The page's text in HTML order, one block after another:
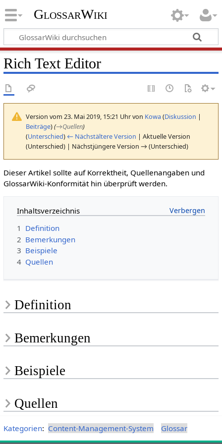
GlossarWiki
Rich Text Editor
Version vom 23. Mai 2019, 15:21 Uhr von Kowa(Diskussion |
Beiträge)(→Quellen)
(Unterschied) ← Nächstältere Version | Aktuelle Version
(Unterschied) | Nächstjüngere Version → (Unterschied)
Dieser Artikel sollte auf Korrektheit, Quellenangaben und
GlossarWiki-Konformität hin überprüft werden.
Inhaltsverzeichnis
1 Definition
2 Bemerkungen
3 Beispiele
4 Quellen
Definition
Bemerkungen
Beispiele
Quellen
Kategorien: Content-Management-System Glossar